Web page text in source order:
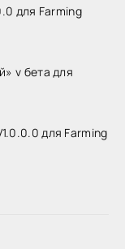
для Farming
v бета для
для Farming